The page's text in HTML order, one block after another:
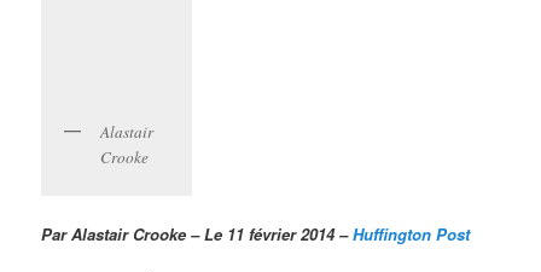
Alastair
Crooke
Par Alastair Crooke – Le 11 février 2014 –Huffington Post